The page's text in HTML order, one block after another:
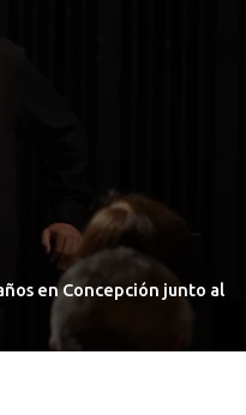
en Concepción junto al